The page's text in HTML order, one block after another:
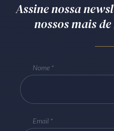
Assine nossa
nossos mais
Nome
Email